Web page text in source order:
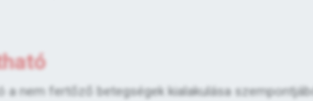
nem fertőző betegségek kialakulása